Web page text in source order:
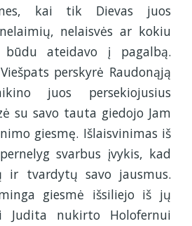
kai tik Dievas juos
nelaisvės ar kokiu
ateidavo į pagalbą.
perskyrė Raudonąją
juos persekiojusius
su savo tauta giedojo Jam
giesmę. Išlaisvinimas iš
svarbus įvykis, kad
ir tvardytų savo jausmus.
giesmė išsiliejo iš jų
nukirto Holofernui